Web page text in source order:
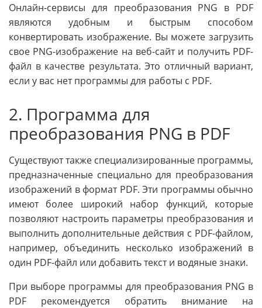
Онлайн-сервисы для преобразования PNG в PDF
являются удобным и быстрым способом
конвертировать изображение. Вы можете загрузить
свое PNG-изображение на веб-сайт и получить PDF-
файл в качестве результата. Это отличный вариант,
если у вас нет программы для работы с PDF.
2. Программа для
преобразования PNG в PDF
Существуют также специализированные программы,
предназначенные специально для преобразования
изображений в формат PDF. Эти программы обычно
имеют более широкий набор функций, которые
позволяют настроить параметры преобразования и
выполнить дополнительные действия с PDF-файлом,
например, объединить несколько изображений в
один PDF-файл или добавить текст и водяные знаки.
При выборе программы для преобразования PNG в
PDF рекомендуется обратить внимание на